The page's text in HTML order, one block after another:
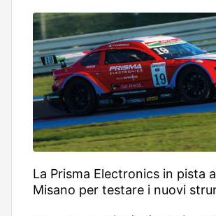
La Prisma Electronics in pista
Misano per testare i nuovi